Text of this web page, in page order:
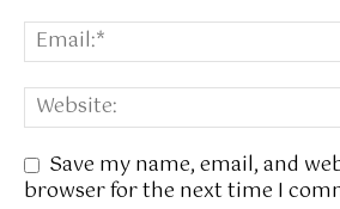
Save my name, email, and
browser for the next time I